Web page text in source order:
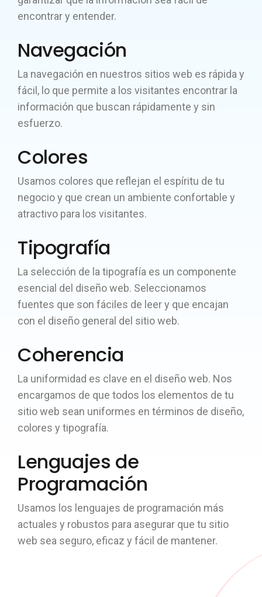
encontrar y entender.
Navegación
La navegación en nuestros sitios web es rápida y
fácil, lo que permite a los visitantes encontrar la
información que buscan rápidamente y sin
esfuerzo.
Colores
Usamos colores que reflejan el espíritu de tu
negocio y que crean un ambiente confortable y
atractivo para los visitantes.
Tipografía
La selección de la tipografía es un componente
esencial del diseño web. Seleccionamos
fuentes que son fáciles de leer y que encajan
con el diseño general del sitio web.
Coherencia
La uniformidad es clave en el diseño web. Nos
encargamos de que todos los elementos de tu
sitio web sean uniformes en términos de diseño,
colores y tipografía.
Lenguajes de
Programación
Usamos los lenguajes de programación más
actuales y robustos para asegurar que tu sitio
web sea seguro, eficaz y fácil de mantener.